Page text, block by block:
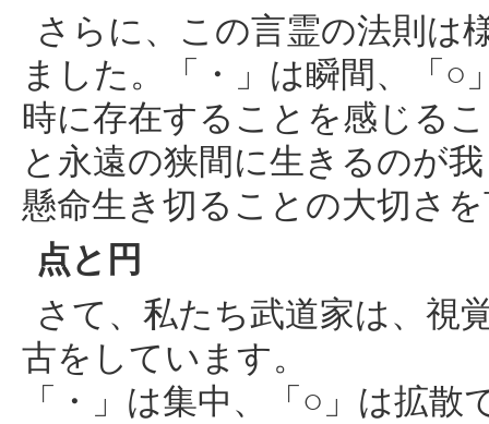
さらに、この言霊の法則は
ました。「・」は瞬間、「○
時に存在することを感じる
と永遠の狭間に生きるのが
懸命生き切ることの大切さ
点と円
さて、私たち武道家は、視
古をしています。
「・」は集中、「○」は拡